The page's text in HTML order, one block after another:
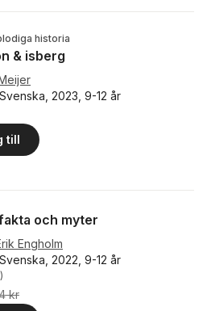
historia
& isberg
2023, 9-12 år
till
och myter
Engholm
2022, 9-12 år
Totalt antal röster:
)
kr